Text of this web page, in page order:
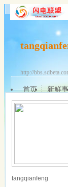
http://
首页 新鲜事
tangqianfeng